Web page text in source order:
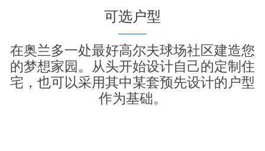
可选户型
在奥兰多一处最好高尔夫球场社区建造您
的梦想家园。从头开始设计自己的定制住
宅，也可以采用其中某套预先设计的户型
作为基础。